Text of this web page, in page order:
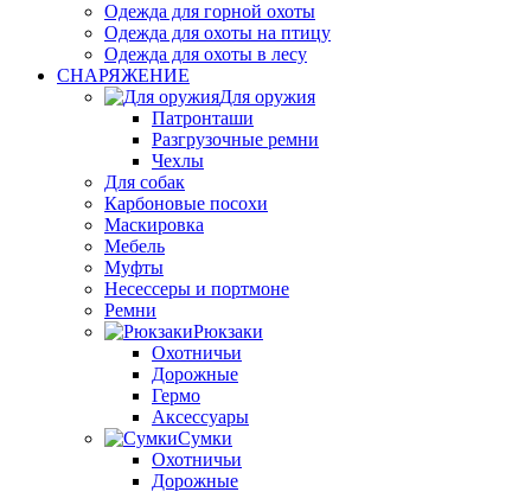
Одежда для горной охоты
Одежда для охоты на птицу
Одежда для охоты в лесу
СНАРЯЖЕНИЕ
Для оружия
Патронташи
Разгрузочные ремни
Чехлы
Для собак
Карбоновые посохи
Маскировка
Мебель
Муфты
Несессеры и портмоне
Ремни
Рюкзаки
Охотничьи
Дорожные
Гермо
Аксессуары
Сумки
Охотничьи
Дорожные